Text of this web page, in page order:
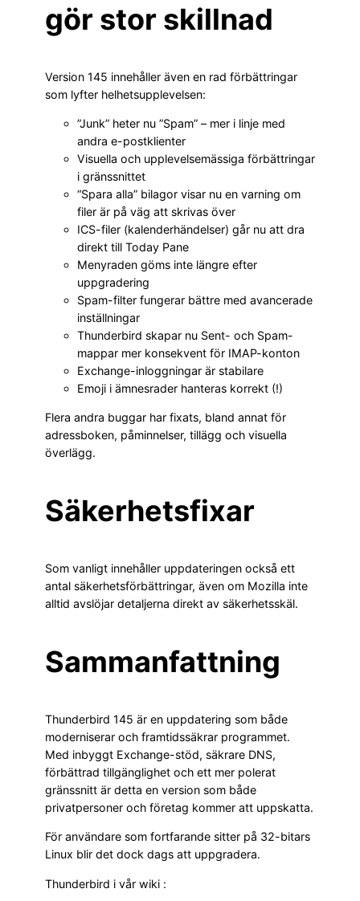
gör stor skillnad
Version 145 innehåller även en rad förbättringar
som lyfter helhetsupplevelsen:
”Junk” heter nu ”Spam” – mer i linje med
andra e-postklienter
Visuella och upplevelsemässiga förbättringar
i gränssnittet
“Spara alla” bilagor visar nu en varning om
filer är på väg att skrivas över
ICS-filer (kalenderhändelser) går nu att dra
direkt till Today Pane
Menyraden göms inte längre efter
uppgradering
Spam-filter fungerar bättre med avancerade
inställningar
Thunderbird skapar nu Sent- och Spam-
mappar mer konsekvent för IMAP-konton
Exchange-inloggningar är stabilare
Emoji i ämnesrader hanteras korrekt (!)
Flera andra buggar har fixats, bland annat för
adressboken, påminnelser, tillägg och visuella
överlägg.
Säkerhetsfixar
Som vanligt innehåller uppdateringen också ett
antal säkerhetsförbättringar, även om Mozilla inte
alltid avslöjar detaljerna direkt av säkerhetsskäl.
Sammanfattning
Thunderbird 145 är en uppdatering som både
moderniserar och framtidssäkrar programmet.
Med inbyggt Exchange-stöd, säkrare DNS,
förbättrad tillgänglighet och ett mer polerat
gränssnitt är detta en version som både
privatpersoner och företag kommer att uppskatta.
För användare som fortfarande sitter på 32-bitars
Linux blir det dock dags att uppgradera.
Thunderbird i vår wiki :